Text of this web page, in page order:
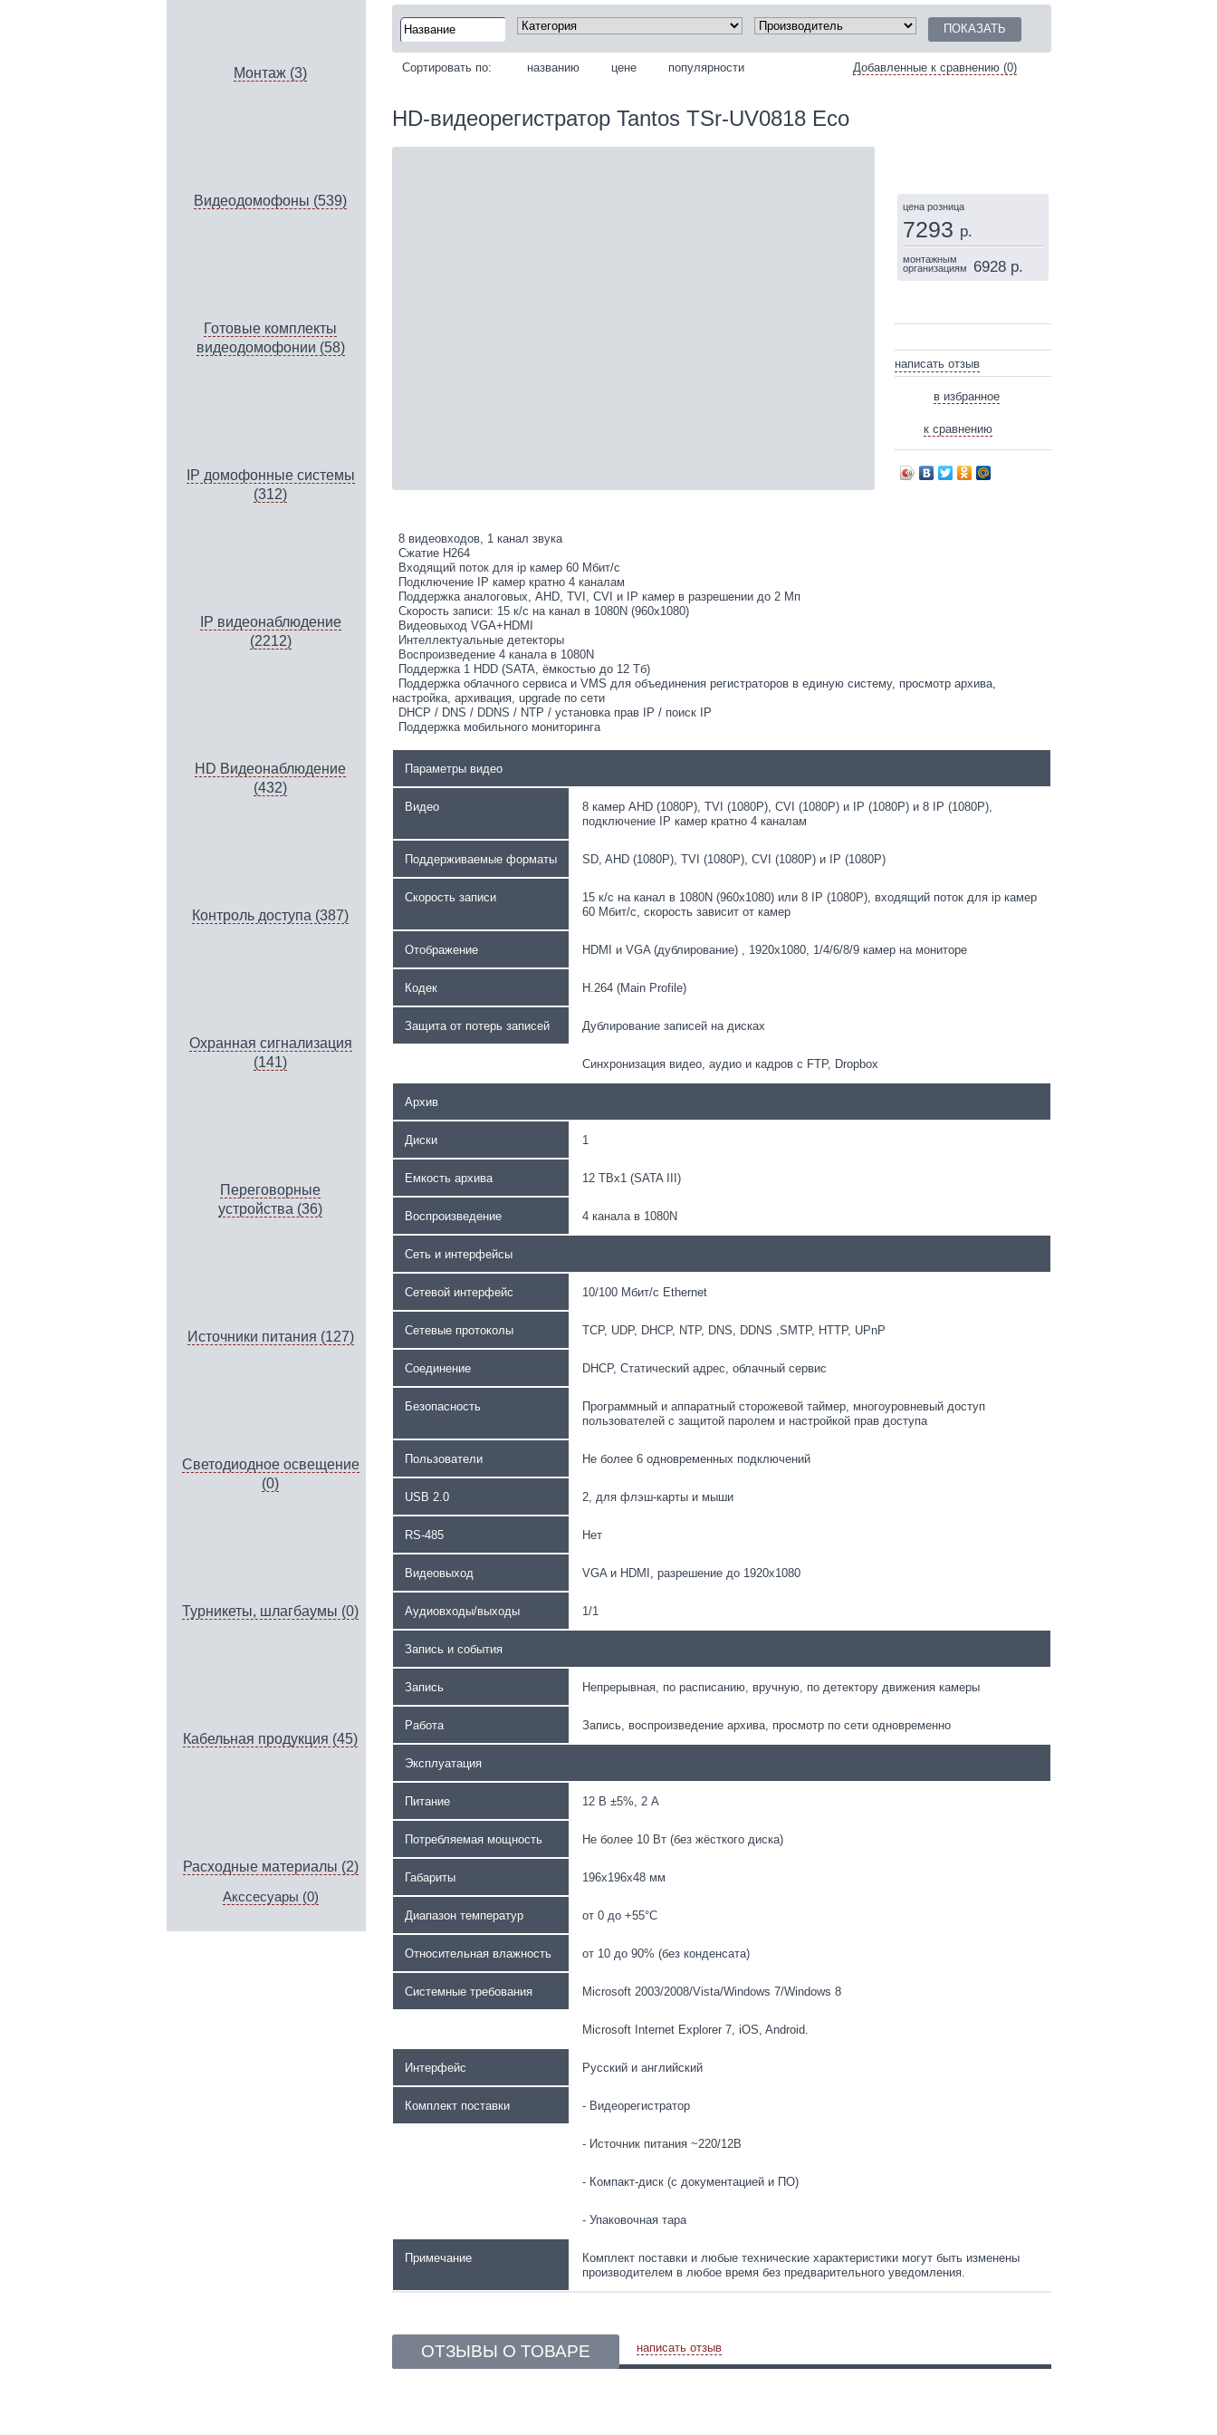
Монтаж (3)
Видеодомофоны (539)
Готовые комплекты
видеодомофонии (58)
IP домофонные системы
(312)
IP видеонаблюдение
(2212)
HD Видеонаблюдение
(432)
Контроль доступа (387)
Охранная сигнализация
(141)
Переговорные
устройства (36)
Источники питания (127)
Светодиодное освещение
(0)
Турникеты, шлагбаумы (0)
Кабельная продукция (45)
Расходные материалы (2)
Акссесуары (0)
Добавленные к сравнению (0)
Сортировать по: названию цене популярности
HD-видеорегистратор Tantos TSr-UV0818 Eco
цена розница
7293 р.
монтажным
организациям
6928 р.
написать отзыв
в избранное
к сравнению
8 видеовходов, 1 канал звука
Сжатие H264
Входящий поток для ip камер 60 Мбит/с
Подключение IP камер кратно 4 каналам
Поддержка аналоговых, AHD, TVI, CVI и IP камер в разрешении до 2 Мп
Скорость записи: 15 к/с на канал в 1080N (960х1080)
Видеовыход VGA+HDMI
Интеллектуальные детекторы
Воспроизведение 4 канала в 1080N
Поддержка 1 HDD (SATA, ёмкостью до 12 Тб)
Поддержка облачного сервиса и VMS для объединения регистраторов в единую систему, просмотр архива,
настройка, архивация, upgrade по сети
DHCP / DNS / DDNS / NTP / установка прав IP / поиск IP
Поддержка мобильного мониторинга
Параметры видео
Видео
8 камер AHD (1080Р), TVI (1080Р), CVI (1080Р) и IP (1080Р) и 8 IP (1080Р),
подключение IP камер кратно 4 каналам
Поддерживаемые форматы SD, AHD (1080Р), TVI (1080Р), CVI (1080Р) и IP (1080Р)
Скорость записи
15 к/с на канал в 1080N (960х1080) или 8 IP (1080Р), входящий поток для ip камер
60 Мбит/с, скорость зависит от камер
Отображение HDMI и VGA (дублирование) , 1920х1080, 1/4/6/8/9 камер на мониторе
Кодек H.264 (Main Profile)
Защита от потерь записей Дублирование записей на дисках
Синхронизация видео, аудио и кадров с FTP, Dropbox
Архив
Диски 1
Емкость архива 12 TBx1 (SATA III)
Воспроизведение 4 канала в 1080N
Сеть и интерфейсы
Сетевой интерфейс 10/100 Мбит/с Ethernet
Сетевые протоколы TCP, UDP, DHCP, NTP, DNS, DDNS ,SMTP, HTTP, UPnP
Соединение DHCP, Статический адрес, облачный сервис
Безопасность
Программный и аппаратный сторожевой таймер, многоуровневый доступ
пользователей с защитой паролем и настройкой прав доступа
Пользователи Не более 6 одновременных подключений
USB 2.0 2, для флэш-карты и мыши
RS-485 Нет
Видеовыход VGA и HDMI, разрешение до 1920х1080
Аудиовходы/выходы 1/1
Запись и события
Запись Непрерывная, по расписанию, вручную, по детектору движения камеры
Работа Запись, воспроизведение архива, просмотр по сети одновременно
Эксплуатация
Питание 12 В ±5%, 2 А
Потребляемая мощность Не более 10 Вт (без жёсткого диска)
Габариты 196х196х48 мм
Диапазон температур от 0 до +55°С
Относительная влажность от 10 до 90% (без конденсата)
Системные требования Microsoft 2003/2008/Vista/Windows 7/Windows 8
Microsoft Internet Explorer 7, iOS, Android.
Интерфейс Русский и английский
Комплект поставки - Видеорегистратор
- Источник питания ~220/12В
- Компакт-диск (с документацией и ПО)
- Упаковочная тара
Примечание
Комплект поставки и любые технические характеристики могут быть изменены
производителем в любое время без предварительного уведомления.
ОТЗЫВЫ О ТОВАРЕ написать отзыв